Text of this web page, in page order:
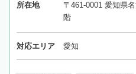
所在地
〒461-0001 愛知県
階
対応エリア 愛知